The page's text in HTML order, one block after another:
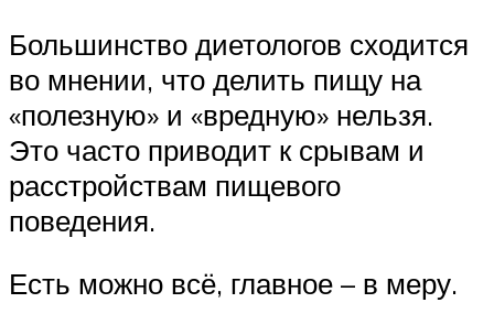
Большинство диетологов сходится
во мнении, что делить пищу на
«полезную» и «вредную» нельзя.
Это часто приводит к срывам и
расстройствам пищевого
поведения.
Есть можно всё, главное – в меру.